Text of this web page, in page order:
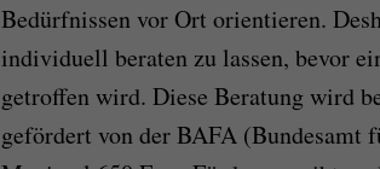
Bedürfnissen vor Ort orientieren.
individuell beraten zu lassen, bevor
getroffen wird. Diese Beratung wird
gefördert von der BAFA